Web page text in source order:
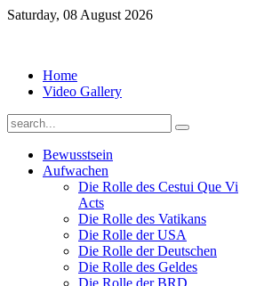
Saturday, 08 August 2026
Home
Video Gallery
Bewusstsein
Aufwachen
Die Rolle des Cestui Que Vi
Acts
Die Rolle des Vatikans
Die Rolle der USA
Die Rolle der Deutschen
Die Rolle des Geldes
Die Rolle der BRD